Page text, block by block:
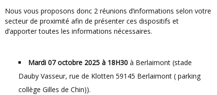
Nous vous proposons donc 2 réunions d’informations selon votre
secteur de proximité afin de présenter ces dispositifs et
d’apporter toutes les informations nécessaires.
Mardi 07 octobre 2025 à 18H30 à Berlaimont (stade
Dauby Vasseur, rue de Klotten 59145 Berlaimont ( parking
collège Gilles de Chin)).